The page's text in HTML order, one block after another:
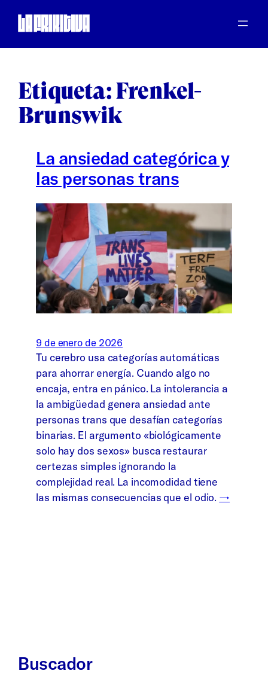
Etiqueta: Frenkel-
Brunswik
La ansiedad categórica y
las personas trans
9 de enero de 2026
Tu cerebro usa categorías automáticas
para ahorrar energía. Cuando algo no
encaja, entra en pánico. La intolerancia a
la ambigüedad genera ansiedad ante
personas trans que desafían categorías
binarias. El argumento «biológicamente
solo hay dos sexos» busca restaurar
certezas simples ignorando la
complejidad real. La incomodidad tiene
las mismas consecuencias que el odio. →
Buscador